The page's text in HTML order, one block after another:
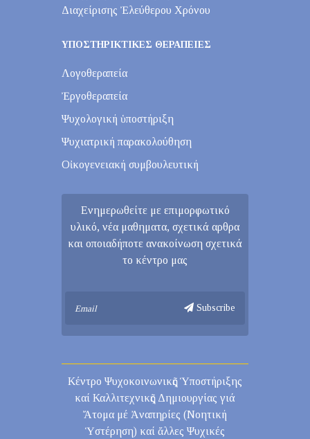
Διαχείρισης Ἐλεύθερου Χρόνου
ΥΠΟΣΤΗΡΙΚΤΙΚΕΣ ΘΕΡΑΠΕΙΕΣ
Λογοθεραπεία
Ἐργοθεραπεία
Ψυχολογική ὑποστήριξη
Ψυχιατρική παρακολούθηση
Οἰκογενειακή συμβουλευτική
Ενημερωθείτε με επιμορφωτικό
υλικό, νέα μαθηματα, σχετικά αρθρα
και οποιαδήποτε ανακοίνωση σχετικά
το κέντρο μας
Subscribe
Κέντρο Ψυχοκοινωνικῆς Ὑποστήριξης
καί Καλλιτεχνικῆς Δημιουργίας γιά
Ἄτομα μέ Ἀναπηρίες (Νοητική
Ὑστέρηση) καί ἄλλες Ψυχικές